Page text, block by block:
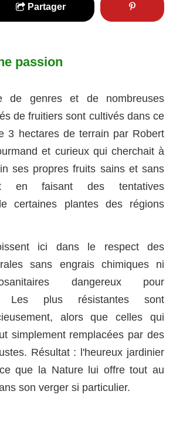
Partager
passion
de genres et de nombreuses
de fruitiers sont cultivés dans ce
3 hectares de terrain par Robert
et curieux qui cherchait à
ses propres fruits sains et sans
en faisant des tentatives
certaines plantes des régions
ici dans le respect des
sans engrais chimiques ni
dangereux pour
Les plus résistantes sont
alors que celles qui
simplement remplacées par des
Résultat : l'heureux jardinier
que la Nature lui offre tout au
son verger si particulier.